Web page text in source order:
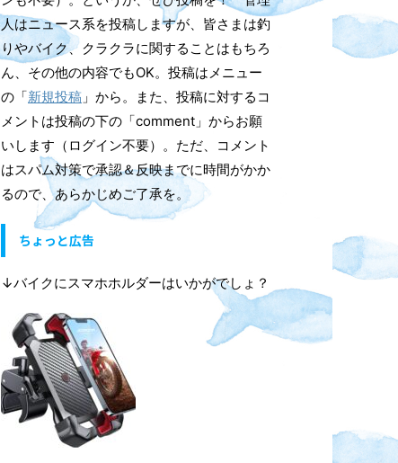
人はニュース系を投稿しますが、皆さまは釣
りやバイク、クラクラに関することはもちろ
ん、その他の内容でもOK。投稿はメニュー
の「新規投稿 」から。また、投稿に対するコ
メントは投稿の下の「comment」からお願
いします（ログイン不要）。ただ、コメント
はスパム対策で承認＆反映までに時間がかか
るので、あらかじめご了承を。
ちょっと広告
↓バイクにスマホホルダーはいかがでしょ？